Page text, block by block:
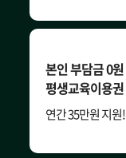
본인 부담금 0원
평생교육이용권
연간 35만원 지원!